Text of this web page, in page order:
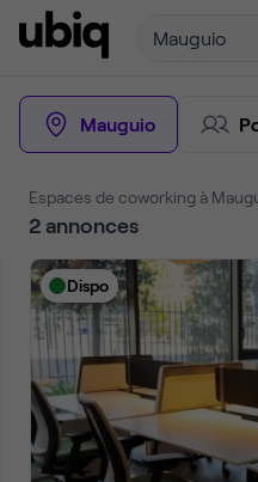
Mauguio
Mauguio
Espaces de coworking à
2 annonces
Dispo